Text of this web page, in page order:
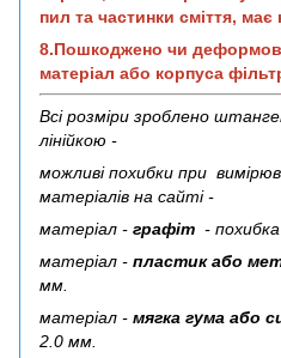
пил та частинки сміття,
8.Пошкоджено чи
матеріал або корпуса
Всі розміри зроблено
лінійкою -
можливі похибки при
матеріалів на сайті -
матеріал - графіт -
матеріал - пластик або
мм.
матеріал - мягка гума або
2.0 мм.